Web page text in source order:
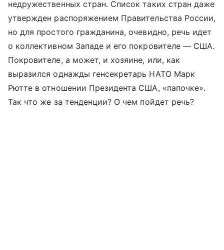
недружественных стран. Список таких стран даже
утвержден распоряжением Правительства России,
но для простого гражданина, очевидно, речь идет
о коллективном Западе и его покровителе — США.
Покровителе, а может, и хозяине, или, как
выразился однажды генсекретарь НАТО Марк
Рютте в отношении Президента США, «папочке».
Так что же за тенденции? О чем пойдет речь?